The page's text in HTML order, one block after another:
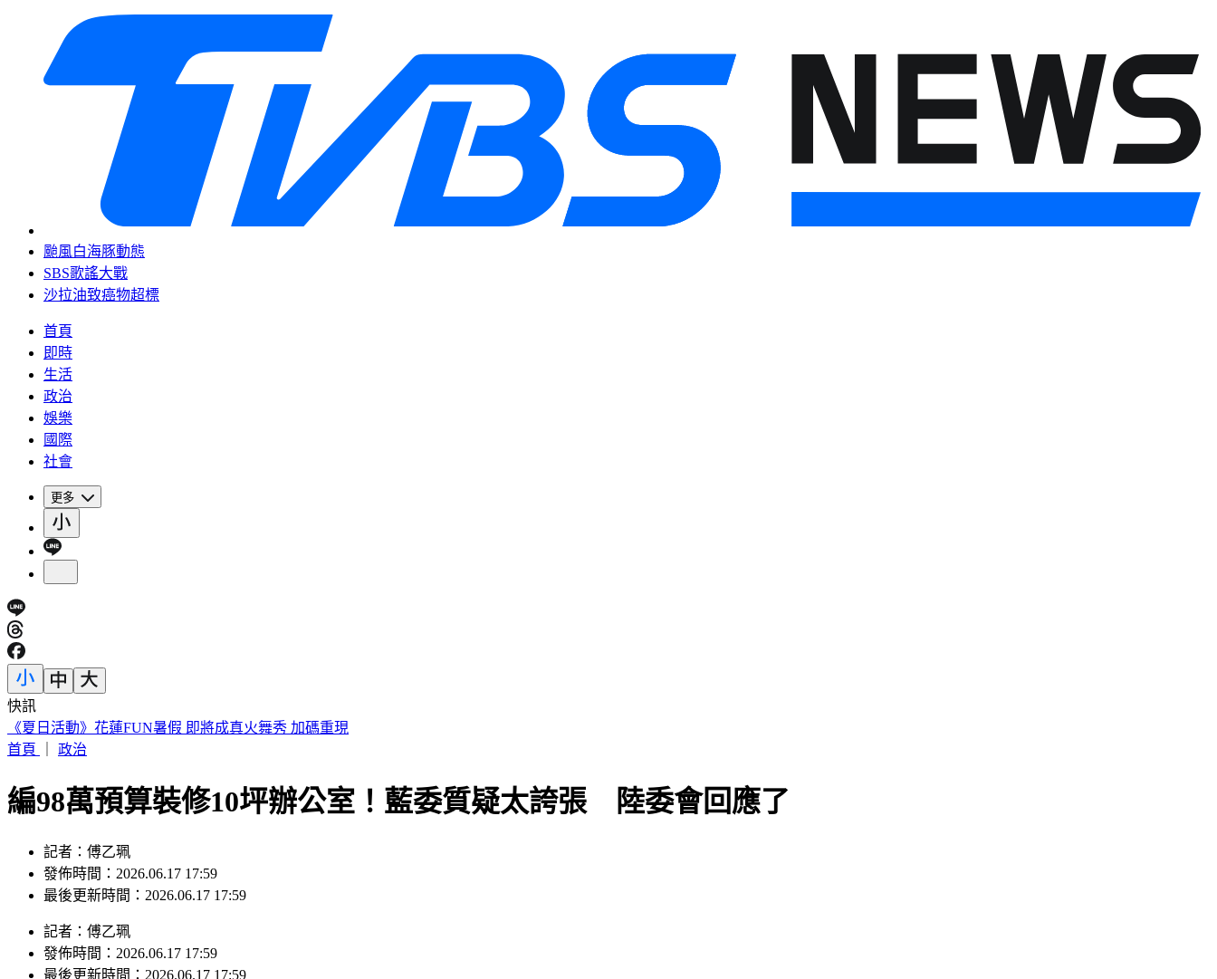
颱風白海豚動態
SBS歌謠大戰
沙拉油致癌物超標
首頁
即時
生活
政治
娛樂
國際
社會
更多
快訊
《夏日活動》花蓮FUN暑假 即將成真火舞秀 加碼重現
首頁
政治
編98萬預算裝修10坪辦公室！藍委質疑太誇張 陸委會回應了
記者：傅乙珮
發佈時間：2026.06.17 17:59
最後更新時間：2026.06.17 17:59
記者 ： 傅乙珮
發佈時間： 2026.06.17 17:59
最後更新時間： 2026.06.17 17:59